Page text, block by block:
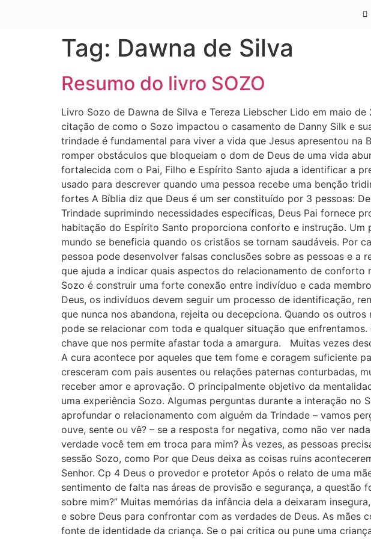
Tag: Dawna de Silva
Resumo do livro SOZO
Livro Sozo de Dawna de Silva e Tereza Liebscher Lido em maio
citação de como o Sozo impactou o casamento de Danny Silk e
trindade é fundamental para viver a vida que Jesus apresentou
romper obstáculos que bloqueiam o dom de Deus de uma vida
fortalecida com o Pai, Filho e Espírito Santo ajuda a identificar a
usado para descrever quando uma pessoa recebe uma benção
fortes A Bíblia diz que Deus é um ser constituído por 3 pessoas:
Trindade suprimindo necessidades específicas, Deus Pai fornece
habitação do Espírito Santo proporciona conforto e instrução.
mundo se beneficia quando os cristãos se tornam saudáveis. Por
pessoa pode desenvolver falsas conclusões sobre as pessoas e a
que ajuda a indicar quais aspectos do relacionamento de
Sozo é construir uma forte conexão entre indivíduo e cada
Deus, os indivíduos devem seguir um processo de identificação,
que nunca nos abandona, rejeita ou decepciona. Quando os
pode se relacionar com toda e qualquer situação que
chave que nos permite afastar toda a amargura. Muitas vezes
A cura acontece por aqueles que tem fome e coragem suficiente
cresceram com pais ausentes ou relações paternas conturbadas,
receber amor e aprovação. O principalmente objetivo da
uma experiência Sozo. Algumas perguntas durante a interação no
aprofundar o relacionamento com alguém da Trindade – ⁠vamos
ouve, sente ou vê? – ⁠se a resposta for negativa, como não ver
verdade você tem em troca para mim? Às vezes, as pessoas
sessão Sozo, como Por que Deus deixa as coisas ruins
Senhor. Cp 4 Deus o provedor e protetor Após o relato de uma
sentimento de falta nas áreas de provisão e segurança, a questão
sobre mim?” Muitas memórias da infância dela a deixaram
e sobre Deus para confrontar com as verdades de Deus. As
fonte de identidade da criança. Se o pai critica ou pune uma